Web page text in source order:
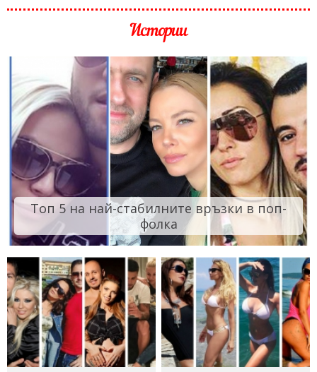
Истории
Топ 5 на най-стабилните връзки в поп-
фолка